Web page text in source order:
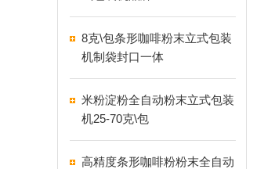
8克\包条形咖啡粉末立式包装
机制袋封口一体
米粉淀粉全自动粉末立式包装
机25-70克\包
高精度条形咖啡粉粉末全自动